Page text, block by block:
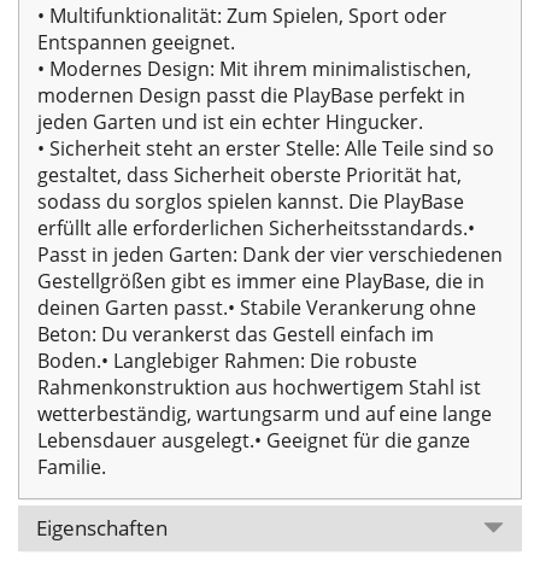
• Multifunktionalität: Zum Spielen, Sport oder
Entspannen geeignet.
• Modernes Design: Mit ihrem minimalistischen,
modernen Design passt die PlayBase perfekt in
jeden Garten und ist ein echter Hingucker.
• Sicherheit steht an erster Stelle: Alle Teile sind so
gestaltet, dass Sicherheit oberste Priorität hat,
sodass du sorglos spielen kannst. Die PlayBase
erfüllt alle erforderlichen Sicherheitsstandards.•
Passt in jeden Garten: Dank der vier verschiedenen
Gestellgrößen gibt es immer eine PlayBase, die in
deinen Garten passt.• Stabile Verankerung ohne
Beton: Du verankerst das Gestell einfach im
Boden.• Langlebiger Rahmen: Die robuste
Rahmenkonstruktion aus hochwertigem Stahl ist
wetterbeständig, wartungsarm und auf eine lange
Lebensdauer ausgelegt.• Geeignet für die ganze
Familie.
Eigenschaften